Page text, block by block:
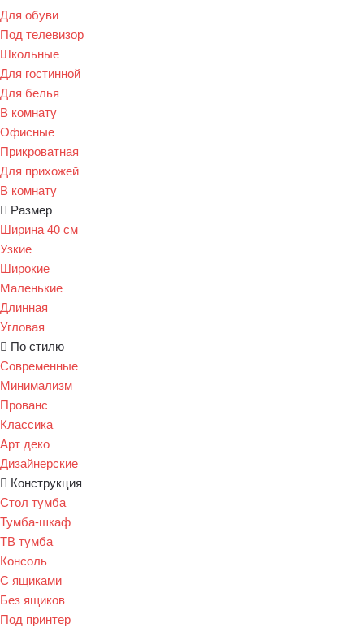
Для обуви
Под телевизор
Школьные
Для гостинной
Для белья
В комнату
Офисные
Прикроватная
Для прихожей
В комнату
Размер
Ширина 40 см
Узкие
Широкие
Маленькие
Длинная
Угловая
По стилю
Современные
Минимализм
Прованс
Классика
Арт деко
Дизайнерские
Конструкция
Стол тумба
Тумба-шкаф
ТВ тумба
Консоль
С ящиками
Без ящиков
Под принтер